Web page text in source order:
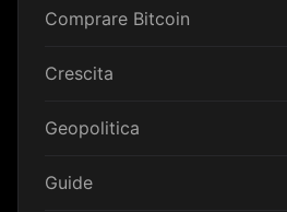
Comprare Bitcoin
Crescita
Geopolitica
Guide